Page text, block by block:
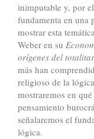
inimputable y, por
fundamenta en una
mostrar esta
Weber en su
orígenes del
más han
religioso de la
mostraremos en
pensamiento
señalaremos el
lógica.